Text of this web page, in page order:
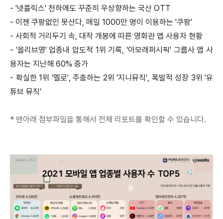
- '넷플릭스' 천하에도 꾸준히 우상향하는 국산 OTT
- 이젠 쿠팡없인 못산다, 매일 1000만 명이 이용하는 '쿠팡'
- 사회적 거리두기 속, 대작 개봉에 따른 영화관 앱 사용자 현황
- '올리브영' 업종내 압도적 1위 기록, '아모래퍼시픽' 그룹사 앱 사
용자는 지난해 60% 증가
- 확실한 1위 '멜로', 주춤하는 2위 '지니뮤직', 폭발적 성장 3위 '유
튜브 뮤직'
* 맨아래 첨부파일을 통해서 전체 리포트를 확인할 수 있습니다.